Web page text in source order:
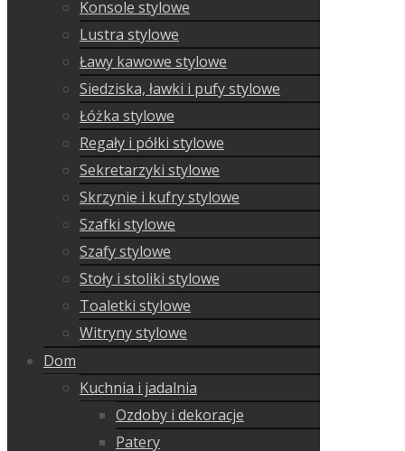
Konsole stylowe
Lustra stylowe
Ławy kawowe stylowe
Siedziska, ławki i pufy stylowe
Łóżka stylowe
Regały i półki stylowe
Sekretarzyki stylowe
Skrzynie i kufry stylowe
Szafki stylowe
Szafy stylowe
Stoły i stoliki stylowe
Toaletki stylowe
Witryny stylowe
Dom
Kuchnia i jadalnia
Ozdoby i dekoracje
Patery